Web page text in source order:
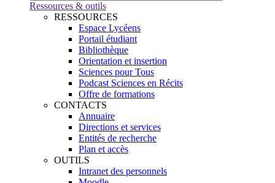
Ressources & outils
RESSOURCES
Espace Lycéens
Portail étudiant
Bibliothèque
Orientation et insertion
Sciences pour Tous
Podcast Sciences en Récits
Offre de formations
CONTACTS
Annuaire
Directions et services
Entités de recherche
Plan et accès
OUTILS
Intranet des personnels